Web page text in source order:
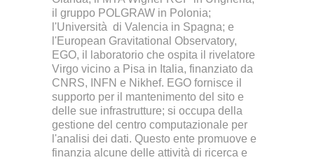
il gruppo POLGRAW in Polonia;
l'Università di Valencia in Spagna; e
l'European Gravitational Observatory,
EGO, il laboratorio che ospita il rivelatore
Virgo vicino a Pisa in Italia, finanziato da
CNRS, INFN e Nikhef. EGO fornisce il
supporto per il mantenimento del sito e
delle sue infrastrutture; si occupa della
gestione del centro computazionale per
l'analisi dei dati. Questo ente promuove e
finanzia alcune delle attività di ricerca e